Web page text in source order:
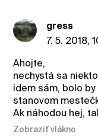
gress
7. 5. 2018,
Ahojte,
nechystá sa
idem sám, bolo
stanovom
Ak náhodou hej,
Zobraziť vlákno